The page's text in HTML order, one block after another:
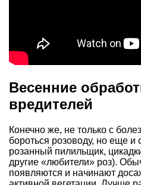
Весенние
вредителей
Конечно же, не только с
бороться розоводу, но еще и
розанный пилильщик,
другие «любители» роз).
появляются и начинают